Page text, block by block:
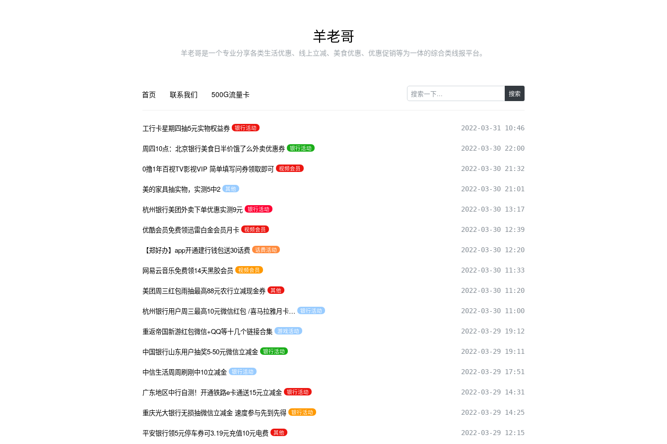
羊老哥
羊老哥是一个专业分享各类生活优惠、线上立减、美食优惠、优惠促销等为一体的综合类线报平台。
首页 联系我们 500G流量卡 搜索
工行卡星期四抽5元实物权益券 银行活动 2022-03-31 10:46
周四10点：北京银行美食日半价饿了么外卖优惠券 银行活动 2022-03-30 22:00
0撸1年百视TV影视VIP 简单填写问券领取即可 视频会员 2022-03-30 21:32
美的家具抽实物，实测5中2 其他 2022-03-30 21:01
杭州银行美团外卖下单优惠实测9元 银行活动 2022-03-30 13:17
优酷会员免费领迅雷白金会员月卡 视频会员 2022-03-30 12:39
【郑好办】app开通建行钱包送30话费 话费活动 2022-03-30 12:20
网易云音乐免费领14天黑胶会员 视频会员 2022-03-30 11:33
美团周三红包雨抽最高88元农行立减现金券 其他 2022-03-30 11:20
杭州银行用户周三最高10元微信红包 /喜马拉雅月卡… 银行活动 2022-03-30 11:00
重返帝国新游红包微信+QQ等十几个链接合集 游戏活动 2022-03-29 19:12
中国银行山东用户抽奖5-50元微信立减金 银行活动 2022-03-29 19:11
中信生活周周刷刚中10立减金 银行活动 2022-03-29 17:51
广东地区中行自测！开通铁路e卡通送15元立减金 银行活动 2022-03-29 14:31
重庆光大银行无损抽微信立减金 速度参与先到先得 银行活动 2022-03-29 14:25
平安银行领5元停车券可3.19元充值10元电费 其他 2022-03-29 12:15